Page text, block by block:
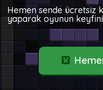
Hemen sende ücretsiz
yaparak oyunun keyfini